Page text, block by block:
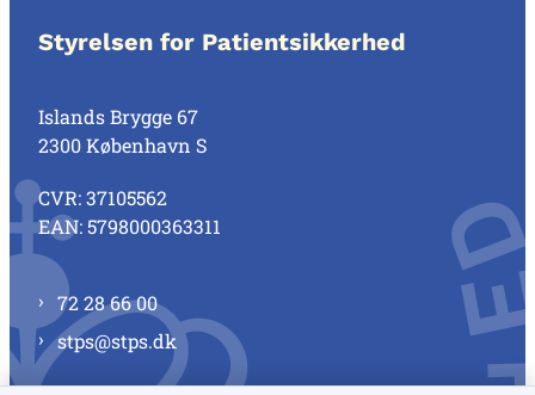
Styrelsen for Patientsikkerhed
Islands Brygge 67
2300 København S
CVR: 37105562
EAN: 5798000363311
72 28 66 00
stps@stps.dk